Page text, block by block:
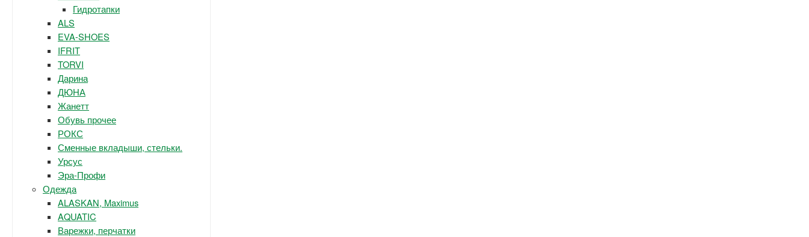
Гидротапки
ALS
EVA-SHOES
IFRIT
TORVI
Дарина
ДЮНА
Жанетт
Обувь прочее
РОКС
Сменные вкладыши, стельки.
Урсус
Эра-Профи
Одежда
ALASKAN, Maximus
AQUATIC
Варежки, перчатки